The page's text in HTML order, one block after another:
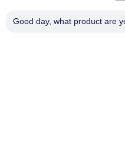
회사 주소
Good day, what product are